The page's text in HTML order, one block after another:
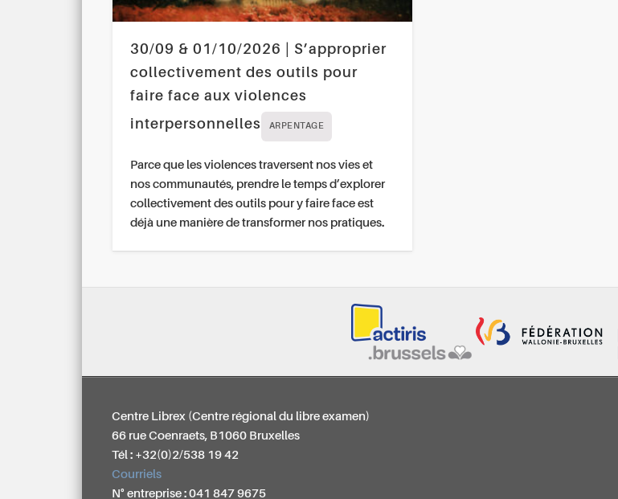
30/09 & 01/10/2026 | S’approprier
collectivement des outils pour
faire face aux violences
interpersonnelles
ARPENTAGE
Parce que les violences traversent nos vies et
nos communautés, prendre le temps d’explorer
collectivement des outils pour y faire face est
déjà une manière de transformer nos pratiques.
Centre Librex (Centre régional du libre examen)
66 rue Coenraets, B1060 Bruxelles
Tél : +32(0)2/538 19 42
Courriels
N° entreprise : 041 847 9675